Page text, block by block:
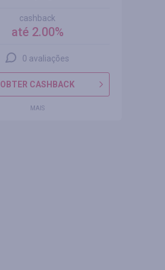
cashback
até 2.00%
0 avaliações
OBTER CASHBACK
MAIS